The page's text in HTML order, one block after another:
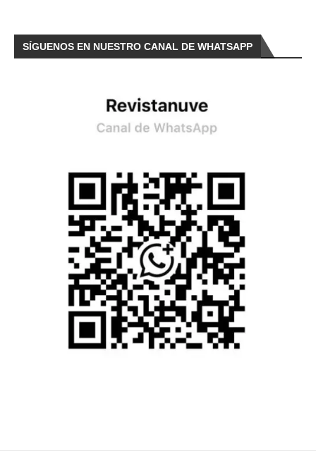
SÍGUENOS EN NUESTRO CANAL DE WHATSAPP